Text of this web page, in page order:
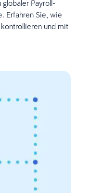
globaler Payroll-
Erfahren Sie, wie
und mit